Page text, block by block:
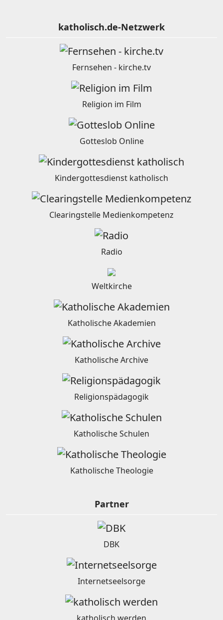
katholisch.de-Netzwerk
Fernsehen - kirche.tv
Religion im Film
Gotteslob Online
Kindergottesdienst katholisch
Clearingstelle Medienkompetenz
Radio
Weltkirche
Katholische Akademien
Katholische Archive
Religionspädagogik
Katholische Schulen
Katholische Theologie
Partner
DBK
Internetseelsorge